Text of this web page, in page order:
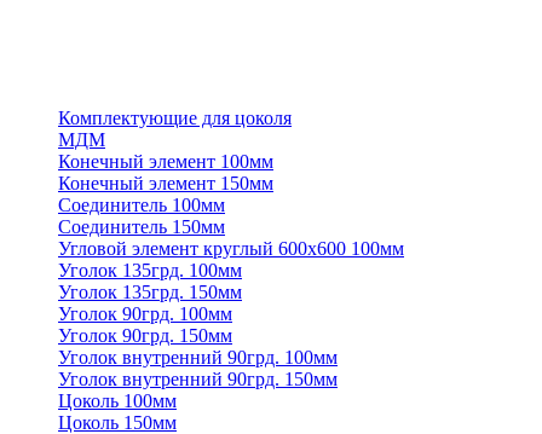
Комплектующие для цоколя
МДМ
Конечный элемент 100мм
Конечный элемент 150мм
Соединитель 100мм
Соединитель 150мм
Угловой элемент круглый 600х600 100мм
Уголок 135грд. 100мм
Уголок 135грд. 150мм
Уголок 90грд. 100мм
Уголок 90грд. 150мм
Уголок внутренний 90грд. 100мм
Уголок внутренний 90грд. 150мм
Цоколь 100мм
Цоколь 150мм